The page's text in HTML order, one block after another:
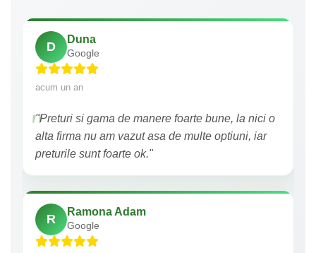
D
Duna
Google
acum un an
"Preturi si gama de manere foarte bune, la nici o
alta firma nu am vazut asa de multe optiuni, iar
preturile sunt foarte ok."
R
Ramona Adam
Google